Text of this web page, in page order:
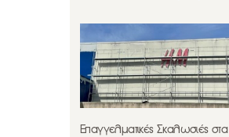
Επαγγελματικές Σκαλωσιές στα